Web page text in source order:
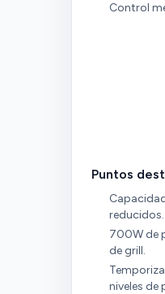
Control
Puntos
reducidos.
700W de
de grill.
niveles de